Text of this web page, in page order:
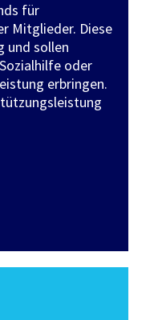
für
Mitglieder. Diese
und sollen
oder
erbringen.